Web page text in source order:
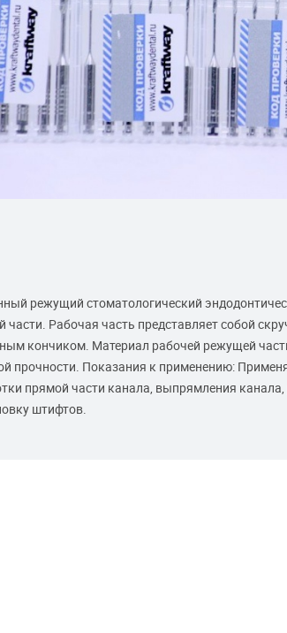
режущий стоматологический
части. Рабочая часть представляет собой
кончиком. Материал рабочей режущей
прочности. Показания к применению:
прямой части канала, выпрямления
штифтов.